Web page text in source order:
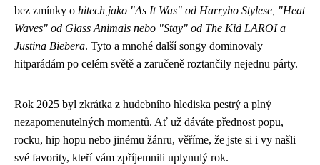
bez zmínky o hitech jako "As It Was" od Harryho Stylese, "Heat
Waves" od Glass Animals nebo "Stay" od The Kid LAROI a
Justina Biebera. Tyto a mnohé další songy dominovaly
hitparádám po celém světě a zaručeně roztančily nejednu párty.
Rok 2025 byl zkrátka z hudebního hlediska pestrý a plný
nezapomenutelných momentů. Ať už dáváte přednost popu,
rocku, hip hopu nebo jinému žánru, věříme, že jste si i vy našli
své favority, kteří vám zpříjemnili uplynulý rok.